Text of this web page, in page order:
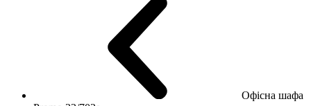
Офісна шафа